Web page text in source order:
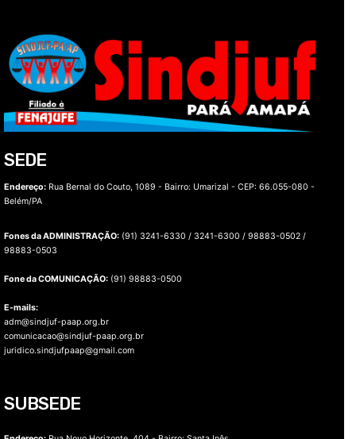
SEDE
Endereço: Rua Bernal do Couto, 1089 - Bairro: Umarizal - CEP: 66.055-080 -
Belém/PA
Fones da ADMINISTRAÇÃO: (91) 3241-6330 / 3241-6300 / 98883-0502 /
98883-0503
Fone da COMUNICAÇÃO: (91) 98883-0500
E-mails:
adm@sindjuf-paap.org.br
comunicacao@sindjuf-paap.org.br
juridico.sindjufpaap@gmail.com
SUBSEDE